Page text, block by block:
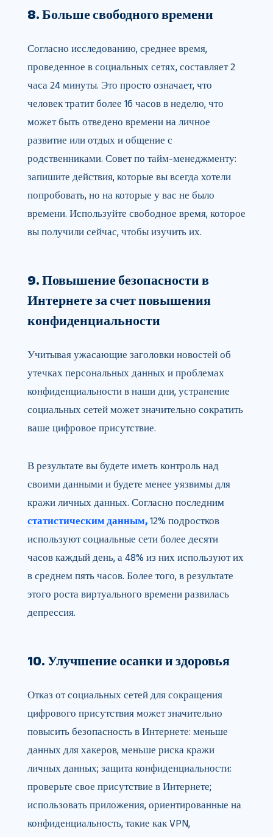
8. Больше свободного времени
Согласно исследованию, среднее время,
проведенное в социальных сетях, составляет 2
часа 24 минуты. Это просто означает, что
человек тратит более 16 часов в неделю, что
может быть отведено времени на личное
развитие или отдых и общение с
родственниками. Совет по тайм-менеджменту:
запишите действия, которые вы всегда хотели
попробовать, но на которые у вас не было
времени. Используйте свободное время, которое
вы получили сейчас, чтобы изучить их.
9. Повышение безопасности в
Интернете за счет повышения
конфиденциальности
Учитывая ужасающие заголовки новостей об
утечках персональных данных и проблемах
конфиденциальности в наши дни, устранение
социальных сетей может значительно сократить
ваше цифровое присутствие.
В результате вы будете иметь контроль над
своими данными и будете менее уязвимы для
кражи личных данных. Согласно последним
статистическим данным,12% подростков
используют социальные сети более десяти
часов каждый день, а 48% из них используют их
в среднем пять часов. Более того, в результате
этого роста виртуального времени развилась
депрессия.
10. Улучшение осанки и здоровья
Отказ от социальных сетей для сокращения
цифрового присутствия может значительно
повысить безопасность в Интернете: меньше
данных для хакеров, меньше риска кражи
личных данных; защита конфиденциальности:
проверьте свое присутствие в Интернете;
использовать приложения, ориентированные на
конфиденциальность, такие как VPN,